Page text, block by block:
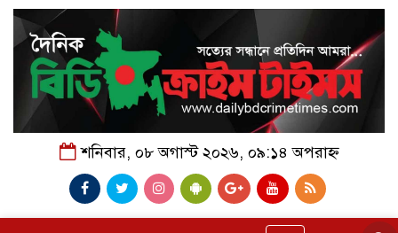
শনিবার, ০৮ অগাস্ট ২০২৬, ০৯:১৪ অপরাহ্ন